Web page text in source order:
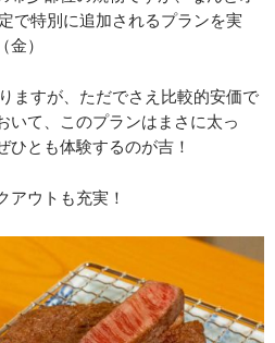
で特別に追加されるプランを実
）
ますが、ただでさえ比較的安価で
いて、このプランはまさに太っ
ひとも体験するのが吉！
アウトも充実！